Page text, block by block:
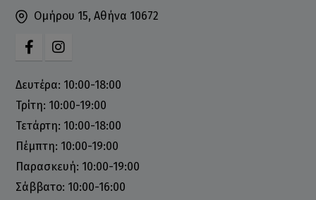
Ομήρου 15, Αθήνα 10672
Δευτέρα: 10:00-18:00
Τρίτη: 10:00-19:00
Τετάρτη: 10:00-18:00
Πέμπτη: 10:00-19:00
Παρασκευή: 10:00-19:00
Σάββατο: 10:00-16:00